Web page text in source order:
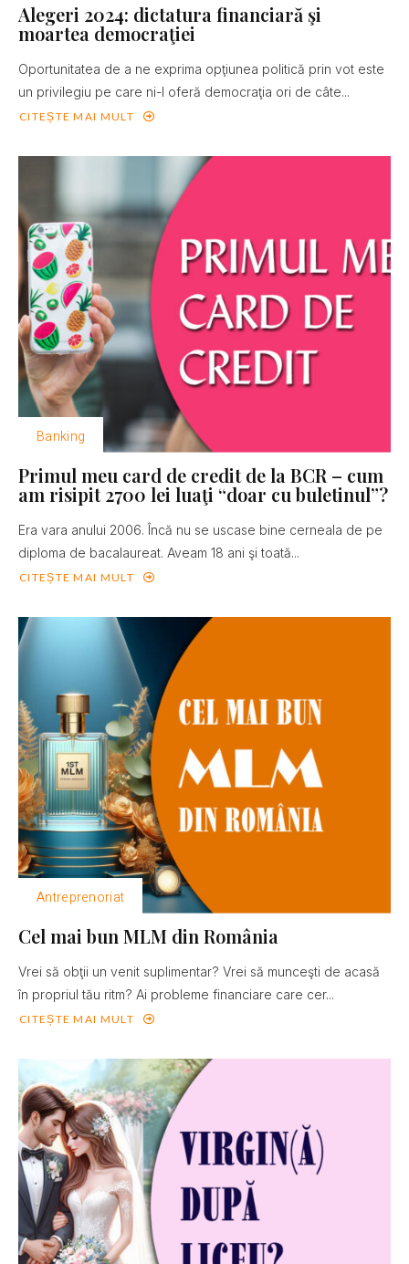
Alegeri 2024: dictatura financiară şi
moartea democraţiei
Oportunitatea de a ne exprima opţiunea politică prin vot este
un privilegiu pe care ni-l oferă democraţia ori de câte...
CITEȘTE MAI MULT
Banking
Primul meu card de credit de la BCR – cum
am risipit 2700 lei luaţi “doar cu buletinul”?
Era vara anului 2006. Încă nu se uscase bine cerneala de pe
diploma de bacalaureat. Aveam 18 ani şi toată...
CITEȘTE MAI MULT
Antreprenoriat
Cel mai bun MLM din România
Vrei să obţii un venit suplimentar? Vrei să munceşti de acasă
în propriul tău ritm? Ai probleme financiare care cer...
CITEȘTE MAI MULT